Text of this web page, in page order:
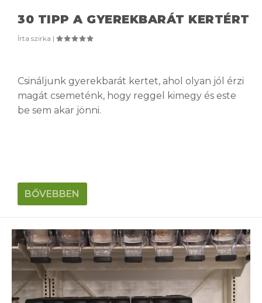
30 TIPP A GYEREKBARÁT KERTÉRT
Írta szirka |
Csináljunk gyerekbarát kertet, ahol olyan jól érzi
magát csemeténk, hogy reggel kimegy és este
be sem akar jönni.
BŐVEBBEN